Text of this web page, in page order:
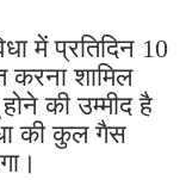
में प्रतिदिन 10
करना शामिल
की उम्मीद है
की कुल गैस